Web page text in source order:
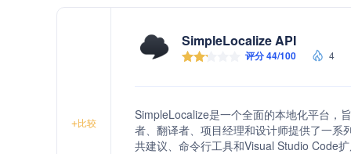
+比较
SimpleLocalize API
评分 44/100 4
SimpleLocalize是一个全面的本地化平台，
者、翻译者、项目经理和设计师提供了一系
共建议、命令行工具和Visual Studio Code